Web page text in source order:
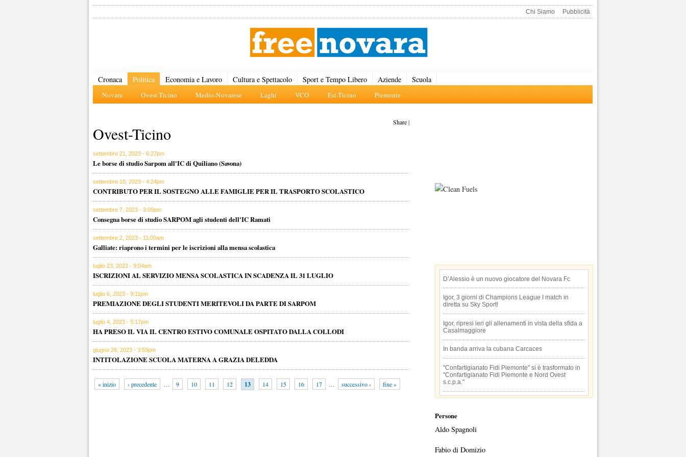
Chi Siamo Pubblicità
Cronaca Politica
Novara Ovest-Ticino Medio-Novarese Laghi VCO Est-Ticino Piemonte
Economia e Lavoro Cultura e Spettacolo Sport e Tempo Libero Aziende Scuola
Share|
Ovest-Ticino
settembre 21, 2023 - 6:27pm
Le borse di studio Sarpom all'IC di Quiliano (Savona)
settembre 10, 2023 - 4:24pm
CONTRIBUTO PER IL SOSTEGNO ALLE FAMIGLIE PER IL TRASPORTO SCOLASTICO
settembre 7, 2023 - 3:09pm
Consegna borse di studio SARPOM agli studenti dell'IC Ramati
settembre 2, 2023 - 11:00am
Galliate: riaprono i termini per le iscrizioni alla mensa scolastica
luglio 23, 2023 - 9:04am
ISCRIZIONI AL SERVIZIO MENSA SCOLASTICA IN SCADENZA IL 31 LUGLIO
luglio 6, 2023 - 9:11pm
PREMIAZIONE DEGLI STUDENTI MERITEVOLI DA PARTE DI SARPOM
luglio 4, 2023 - 5:17pm
HA PRESO IL VIA IL CENTRO ESTIVO COMUNALE OSPITATO DALLA COLLODI
giugno 26, 2023 - 3:59pm
INTITOLAZIONE SCUOLA MATERNA A GRAZIA DELEDDA
« inizio ‹ precedente … 9 10 11 12 13 14 15 16 17 … successivo › fine »
D’Alessio è un nuovo giocatore del Novara Fc
Igor, 3 giorni di Champions League I match in
diretta su Sky Sport!
Igor, ripresi ieri gli allenamenti in vista della sfida a
Casalmaggiore
In banda arriva la cubana Carcaces
"Confartigianato Fidi Piemonte" si è trasformato in
"Confartigianato Fidi Piemonte e Nord Ovest
s.c.p.a."
Persone
Aldo Spagnoli
Fabio di Domizio